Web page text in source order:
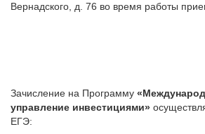
Вернадского, д. 76 во время работы
Зачисление на Программу
управление инвестициями»
ЕГЭ: